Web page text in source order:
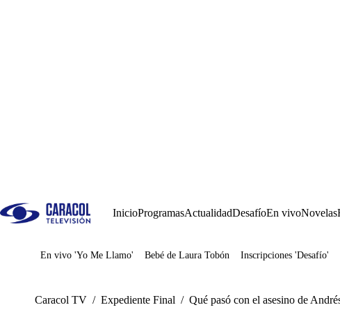
InicioProgramasActualidadDesafíoEn vivoNovelas
Juegos
En vivo 'Yo Me Llamo' Bebé de Laura Tobón Inscripciones 'Desafío'
Caracol TV / Expediente Final / Qué pasó con el asesino de